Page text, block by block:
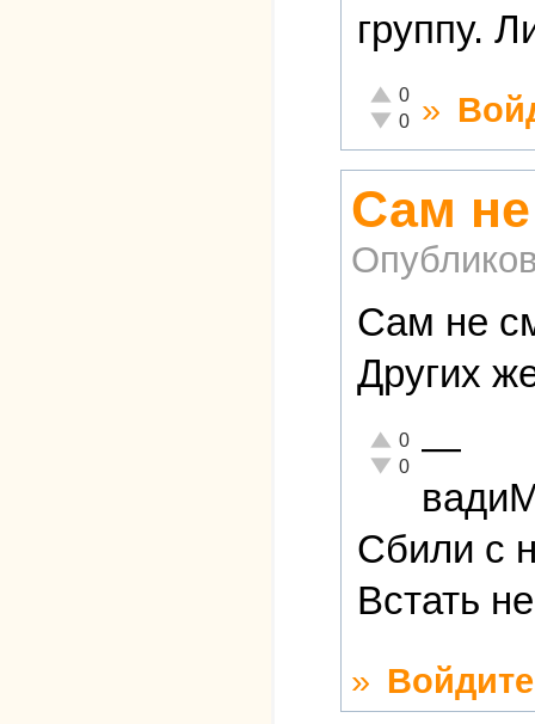
группу.
Отлично!
0
Неадекватно!
0 »
Сам
Сам не
Других
Отлично!
0
Неадекватно!
0 —
Сбили с
Встать
» Войдите